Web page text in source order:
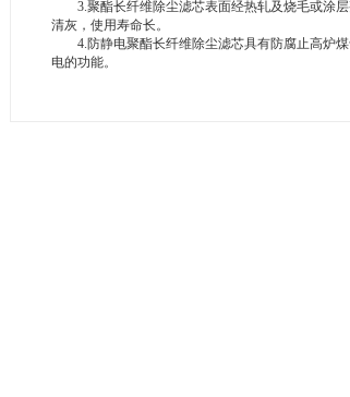
3.聚酯长纤维除尘滤芯表面经热轧及烧毛或涂层
清灰，使用寿命长。
4.防静电聚酯长纤维除尘滤芯具有防腐止高炉煤
电的功能。